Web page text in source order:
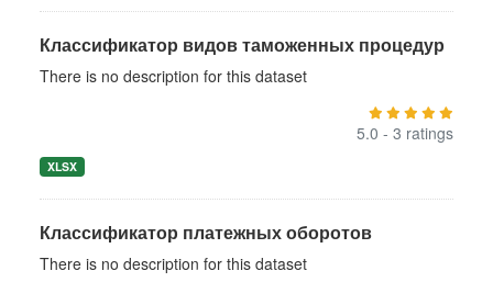
Классификатор видов таможенных процедур
There is no description for this dataset
5.0 - 3 ratings
XLSX
Классификатор платежных оборотов
There is no description for this dataset